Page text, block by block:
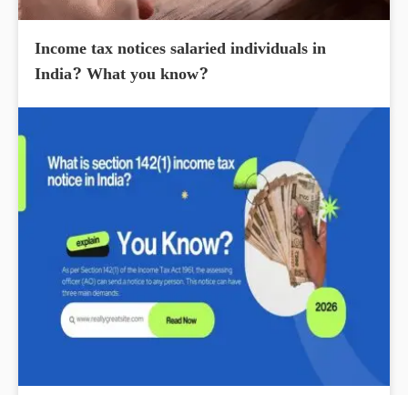
Income tax notices salaried individuals in
India? What you know?